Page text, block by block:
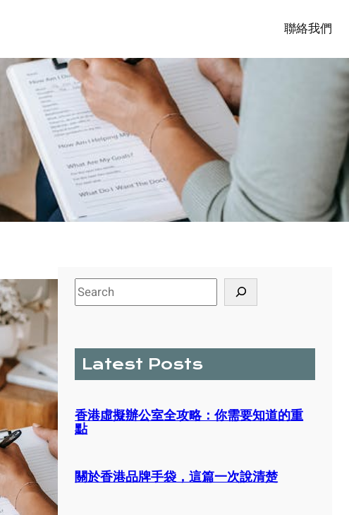
聯絡我們
S
e
h
Latest Posts
香港虛擬辦公室全攻略：你需要知道的重
點
關於香港品牌手袋，這篇一次說清楚